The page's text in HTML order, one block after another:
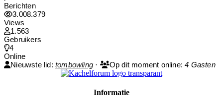
Berichten
3.008.379
Views
1.563
Gebruikers
4
Online
Nieuwste lid:tombowling · Op dit moment online:4 Gasten
Informatie